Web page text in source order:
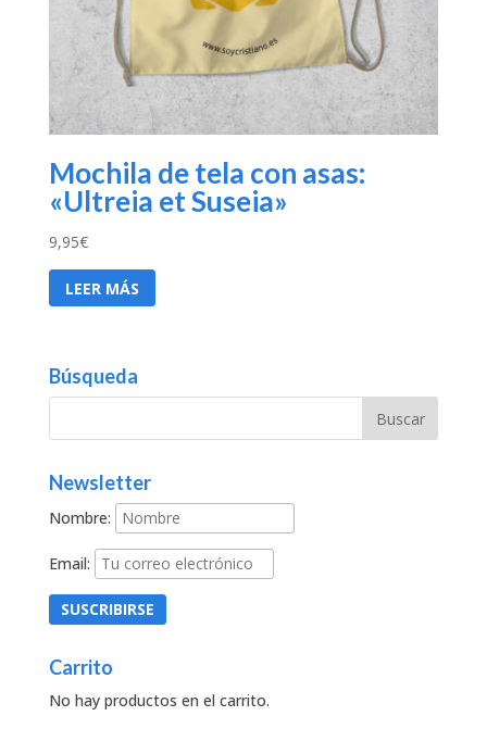
Mochila de tela con asas:
«Ultreia et Suseia»
9,95€
LEER MÁS
Búsqueda
Newsletter
Nombre:
Email:
Carrito
No hay productos en el carrito.